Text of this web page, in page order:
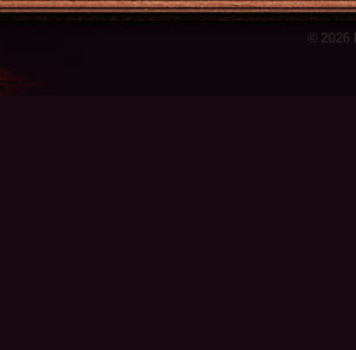
© 2026